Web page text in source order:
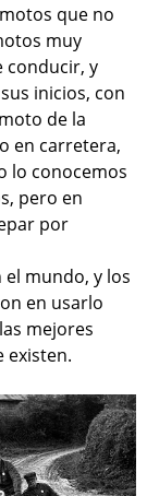
que no
muy
conducir, y
inicios, con
de la
en carretera,
lo conocemos
pero en
por
mundo, y los
en usarlo
mejores
existen.